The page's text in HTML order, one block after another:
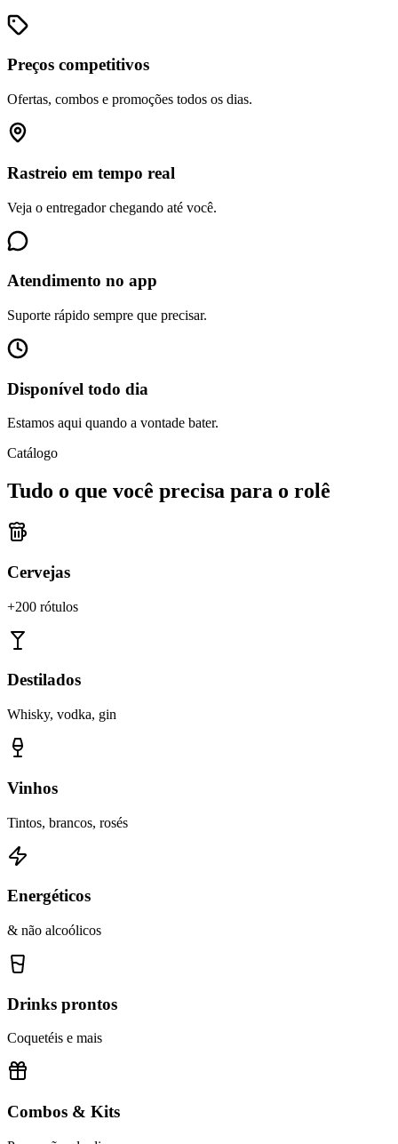
Preços competitivos
Ofertas, combos e promoções todos os dias.
Rastreio em tempo real
Veja o entregador chegando até você.
Atendimento no app
Suporte rápido sempre que precisar.
Disponível todo dia
Estamos aqui quando a vontade bater.
Catálogo
Tudo o que você precisa para o rolê
Cervejas
+200 rótulos
Destilados
Whisky, vodka, gin
Vinhos
Tintos, brancos, rosés
Energéticos
& não alcoólicos
Drinks prontos
Coquetéis e mais
Combos & Kits